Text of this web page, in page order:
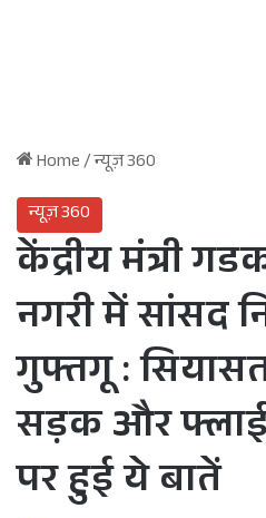
Home/न्यूज़ 360
न्यूज़ 360
केंद्रीय मंत्री
नगरी में सांसद
गुफ्तगू :
सड़क और
पर हुई ये बातें